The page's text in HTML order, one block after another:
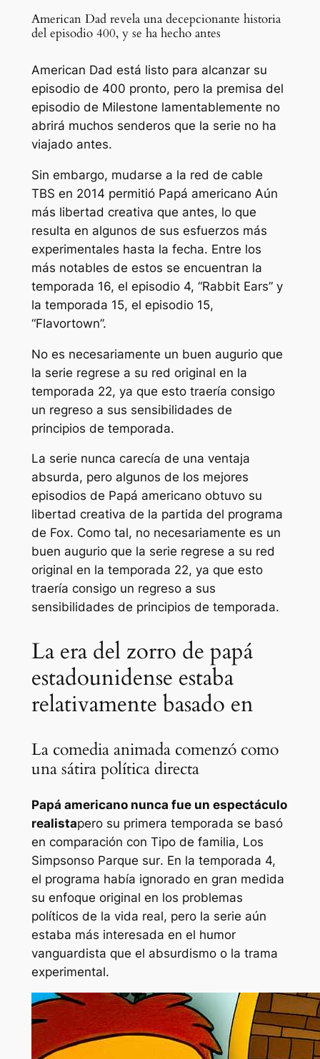
American Dad revela una decepcionante historia
del episodio 400, y se ha hecho antes
American Dad está listo para alcanzar su
episodio de 400 pronto, pero la premisa del
episodio de Milestone lamentablemente no
abrirá muchos senderos que la serie no ha
viajado antes.
Sin embargo, mudarse a la red de cable
TBS en 2014 permitió Papá americanoAún
más libertad creativa que antes, lo que
resulta en algunos de sus esfuerzos más
experimentales hasta la fecha. Entre los
más notables de estos se encuentran la
temporada 16, el episodio 4, “Rabbit Ears” y
la temporada 15, el episodio 15,
“Flavortown”.
No es necesariamente un buen augurio que
la serie regrese a su red original en la
temporada 22, ya que esto traería consigo
un regreso a sus sensibilidades de
principios de temporada.
La serie nunca carecía de una ventaja
absurda, pero algunos de los mejores
episodios de Papá americanoobtuvo su
libertad creativa de la partida del programa
de Fox. Como tal, no necesariamente es un
buen augurio que la serie regrese a su red
original en la temporada 22, ya que esto
traería consigo un regreso a sus
sensibilidades de principios de temporada.
La era del zorro de papá
estadounidense estaba
relativamente basado en
La comedia animada comenzó como
una sátira política directa
Papá americanonunca fue un espectáculo
realistapero su primera temporada se basó
en comparación con Tipo de familia, Los
SimpsonsoParque sur. En la temporada 4,
el programa había ignorado en gran medida
su enfoque original en los problemas
políticos de la vida real, pero la serie aún
estaba más interesada en el humor
vanguardista que el absurdismo o la trama
experimental.